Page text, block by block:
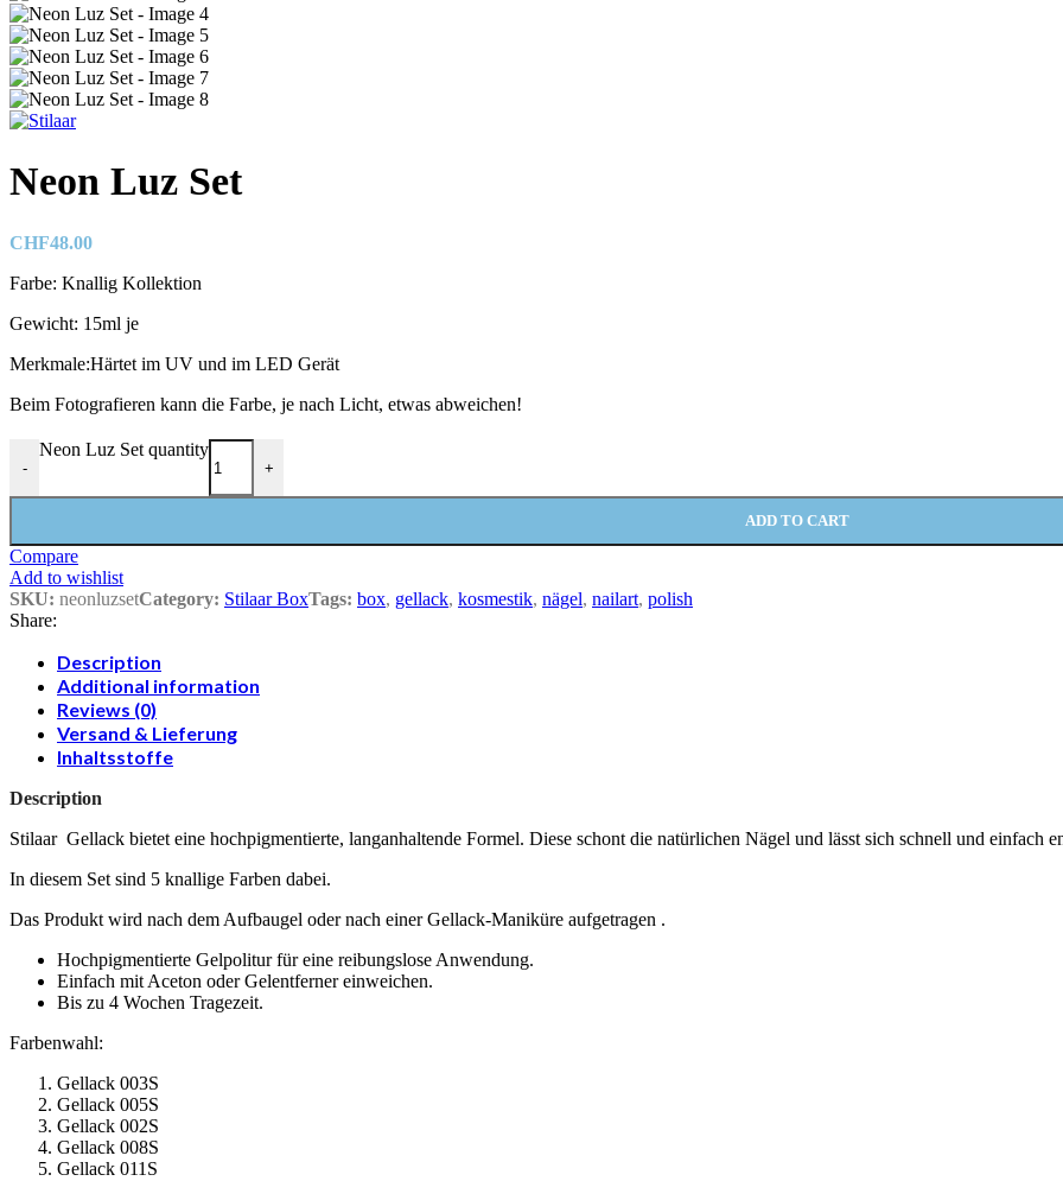
Neon Luz Set
CHF48.00
Farbe: Knallig Kollektion
Gewicht: 15ml je
Merkmale:Härtet im UV und im LED Gerät
Beim Fotografieren kann die Farbe, je nach Licht, etwas abweichen!
-
Neon Luz Set quantity
+
ADD TO CART
Compare
Add to wishlist
SKU: neonluzsetCategory: Stilaar BoxTags: box, gellack, kosmestik, nägel, nailart, polish
Share:
Description
Additional information
Reviews (0)
Versand & Lieferung
Inhaltsstoffe
Description
Stilaar Gellack bietet eine hochpigmentierte, langanhaltende Formel. Diese schont die natürlichen Nägel und lässt sich schnell und einfach
In diesem Set sind 5 knallige Farben dabei.
Das Produkt wird nach dem Aufbaugel oder nach einer Gellack-Maniküre aufgetragen .
Hochpigmentierte Gelpolitur für eine reibungslose Anwendung.
Einfach mit Aceton oder Gelentferner einweichen.
Bis zu 4 Wochen Tragezeit.
Farbenwahl:
Gellack 003S
Gellack 005S
Gellack 002S
Gellack 008S
Gellack 011S